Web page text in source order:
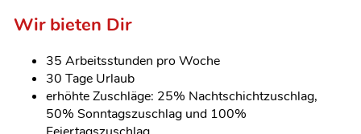
Wir bieten Dir
35 Arbeitsstunden pro Woche
30 Tage Urlaub
erhöhte Zuschläge: 25% Nachtschichtzuschlag,
50% Sonntagszuschlag und 100%